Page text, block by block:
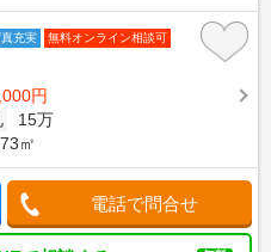
充実 無料オンライン相談可
円
15万
㎡
電話で問合せ